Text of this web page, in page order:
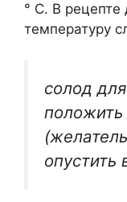
° С. В рецепте
температуру
солод
опустить